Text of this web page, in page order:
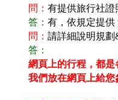
問： 有提供旅行社
答： 有，依規定提供
問： 請詳細說明規劃
答：
網頁上的行程，都是
我們放在網頁上給您